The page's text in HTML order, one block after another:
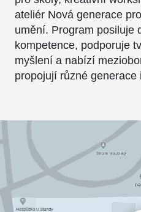
ateliér Nová generace
umění. Program posiluje
kompetence, podporuje
myšlení a nabízí
propojují různé generace